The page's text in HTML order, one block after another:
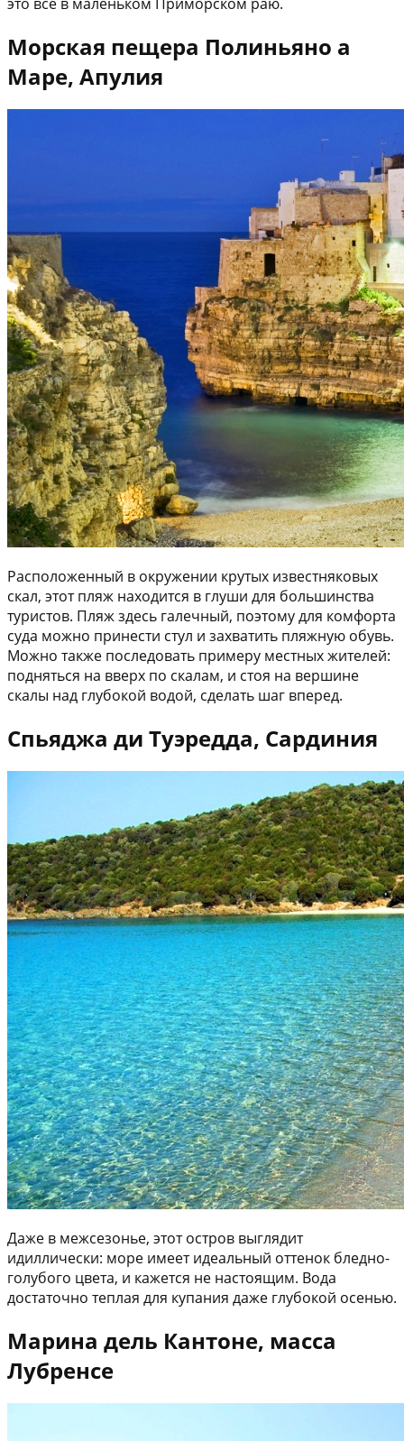
Морская пещера Полиньяно а
Маре, Апулия
Расположенный в окружении крутых известняковых
скал, этот пляж находится в глуши для большинства
туристов. Пляж здесь галечный, поэтому для комфорта
суда можно принести стул и захватить пляжную обувь.
Можно также последовать примеру местных жителей:
подняться на вверх по скалам, и стоя на вершине
скалы над глубокой водой, сделать шаг вперед.
Спьяджа ди Туэредда, Сардиния
Даже в межсезонье, этот остров выглядит
идиллически: море имеет идеальный оттенок бледно-
голубого цвета, и кажется не настоящим. Вода
достаточно теплая для купания даже глубокой осенью.
Марина дель Кантоне, масса
Лубренсе